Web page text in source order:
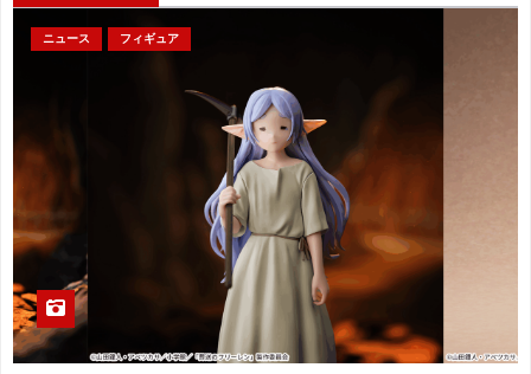
ニュース フィギュア